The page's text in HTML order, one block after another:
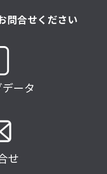
問合せください
ータ
せ